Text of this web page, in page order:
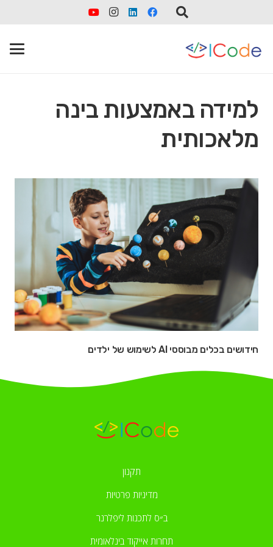
למידה באמצעות בינה
מלאכותית
חידושים בכלים מבוססי AI לשימוש של ילדים
תקנון
מדיניות פרטיות
ב״ס לתכנות ליפלרנר
תחרות אייקוד בינלאומית